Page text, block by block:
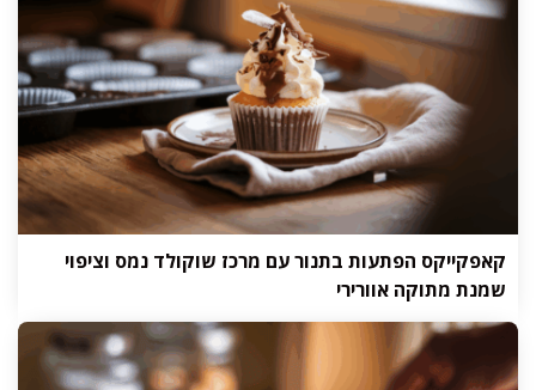
קאפקייקס הפתעות בתנור עם מרכז שוקולד נמס וציפוי
שמנת מתוקה אוורירי